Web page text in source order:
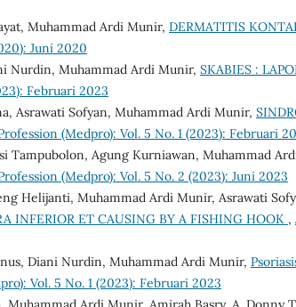
Muhammad Ardi Munir, DERMATITIS
Juni 2020
Nurdin, Muhammad Ardi Munir, SKABIES :
Februari 2023
Asrawati Sofyan, Muhammad Ardi Munir,
(Medpro): Vol. 5 No. 1 (2023): Februari
Tampubolon, Agung Kurniawan, Muhammad
(Medpro): Vol. 5 No. 2 (2023): Juni 2023
Helijanti, Muhammad Ardi Munir, Asrawati
INFERIOR ET CAUSING BY A FISHING HOOK ,
Diani Nurdin, Muhammad Ardi Munir,
Vol. 5 No. 1 (2023): Februari 2023